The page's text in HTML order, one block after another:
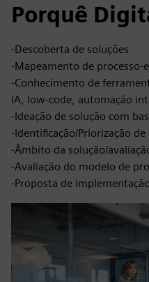
Porquê
-Descoberta de soluções
-Mapeamento de processo-
-Conhecimento de
IA, low-code, automação
-Ideação de solução com
-Identificação/Priorização
-Âmbito da solução/
-Avaliação do modelo de
-Proposta de